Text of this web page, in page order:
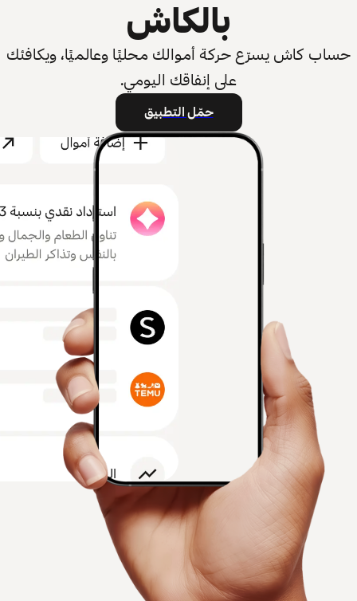
بالكاش
حساب كاش يسرّع حركة أموالك محليًا وعالميًا، ويكافئك
على إنفاقك اليومي.
حمّل التطبيق